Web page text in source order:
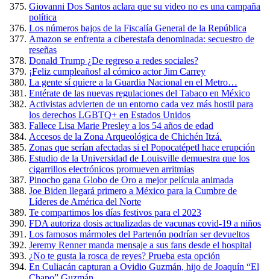
Giovanni Dos Santos aclara que su video no es una campaña
política
Los números bajos de la Fiscalía General de la República
Amazon se enfrenta a ciberestafa denominada: secuestro de
reseñas
Donald Trump ¿De regreso a redes sociales?
¡Feliz cumpleaños! al cómico actor Jim Carrey
La gente sí quiere a la Guardia Nacional en el Metro…
Entérate de las nuevas regulaciones del Tabaco en México
Activistas advierten de un entorno cada vez más hostil para
los derechos LGBTQ+ en Estados Unidos
Fallece Lisa Marie Presley a los 54 años de edad
Accesos de la Zona Arqueológica de Chichén Itzá.
Zonas que serían afectadas si el Popocatépetl hace erupción
Estudio de la Universidad de Louisville demuestra que los
cigarrillos electrónicos promueven arritmias
Pinocho gana Globo de Oro a mejor película animada
Joe Biden llegará primero a México para la Cumbre de
Líderes de América del Norte
Te compartimos los días festivos para el 2023
FDA autoriza dosis actualizadas de vacunas covid-19 a niños
Los famosos mármoles del Partenón podrían ser devueltos
Jeremy Renner manda mensaje a sus fans desde el hospital
¿No te gusta la rosca de reyes? Prueba esta opción
En Culiacán capturan a Ovidio Guzmán, hijo de Joaquín “El